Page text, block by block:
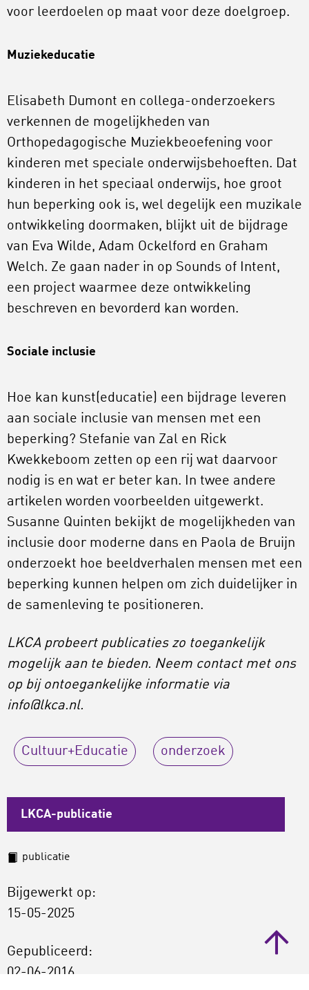
voor leerdoelen op maat voor deze doelgroep.
Muziekeducatie
Elisabeth Dumont en collega-onderzoekers
verkennen de mogelijkheden van
Orthopedagogische Muziekbeoefening voor
kinderen met speciale onderwijsbehoeften. Dat
kinderen in het speciaal onderwijs, hoe groot
hun beperking ook is, wel degelijk een muzikale
ontwikkeling doormaken, blijkt uit de bijdrage
van Eva Wilde, Adam Ockelford en Graham
Welch. Ze gaan nader in op Sounds of Intent,
een project waarmee deze ontwikkeling
beschreven en bevorderd kan worden.
Sociale inclusie
Hoe kan kunst(educatie) een bijdrage leveren
aan sociale inclusie van mensen met een
beperking? Stefanie van Zal en Rick
Kwekkeboom zetten op een rij wat daarvoor
nodig is en wat er beter kan. In twee andere
artikelen worden voorbeelden uitgewerkt.
Susanne Quinten bekijkt de mogelijkheden van
inclusie door moderne dans en Paola de Bruijn
onderzoekt hoe beeldverhalen mensen met een
beperking kunnen helpen om zich duidelijker in
de samenleving te positioneren.
LKCA probeert publicaties zo toegankelijk
mogelijk aan te bieden. Neem contact met ons
op bij ontoegankelijke informatie via
info@lkca.nl.
Cultuur+Educatie onderzoek
LKCA-publicatie
publicatie
Bijgewerkt op:
15-05-2025
Gepubliceerd:
02-06-2016